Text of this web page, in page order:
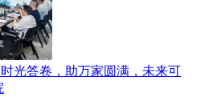
光答卷，助万家圆满，未来可